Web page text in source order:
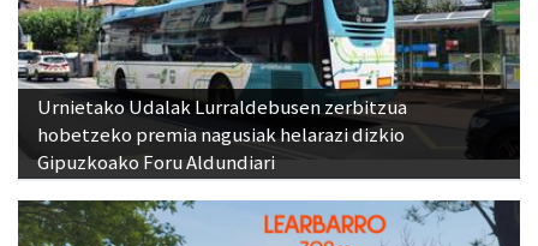
Urnietako Udalak Lurraldebusen zerbitzua
hobetzeko premia nagusiak helarazi dizkio
Gipuzkoako Foru Aldundiari